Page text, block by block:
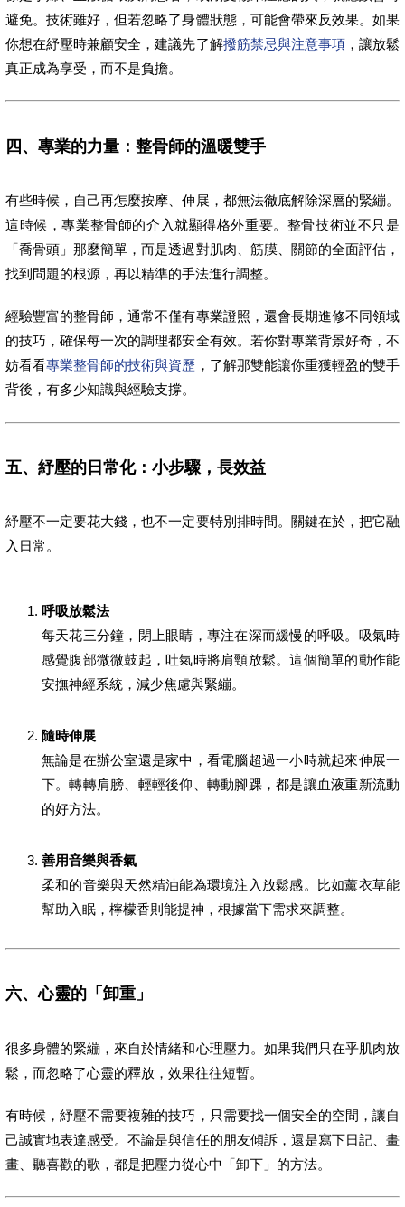
避免。技術雖好，但若忽略了身體狀態，可能會帶來反效果。如果
你想在紓壓時兼顧安全，建議先了解撥筋禁忌與注意事項，讓放鬆
真正成為享受，而不是負擔。
四、專業的力量：整骨師的溫暖雙手
有些時候，自己再怎麼按摩、伸展，都無法徹底解除深層的緊繃。
這時候，專業整骨師的介入就顯得格外重要。整骨技術並不只是
「喬骨頭」那麼簡單，而是透過對肌肉、筋膜、關節的全面評估，
找到問題的根源，再以精準的手法進行調整。
經驗豐富的整骨師，通常不僅有專業證照，還會長期進修不同領域
的技巧，確保每一次的調理都安全有效。若你對專業背景好奇，不
妨看看專業整骨師的技術與資歷 ，了解那雙能讓你重獲輕盈的雙手
背後，有多少知識與經驗支撐。
五、紓壓的日常化：小步驟，長效益
紓壓不一定要花大錢，也不一定要特別排時間。關鍵在於，把它融
入日常。
呼吸放鬆法
每天花三分鐘，閉上眼睛，專注在深而緩慢的呼吸。吸氣時
感覺腹部微微鼓起，吐氣時將肩頸放鬆。這個簡單的動作能
安撫神經系統，減少焦慮與緊繃。
隨時伸展
無論是在辦公室還是家中，看電腦超過一小時就起來伸展一
下。轉轉肩膀、輕輕後仰、轉動腳踝，都是讓血液重新流動
的好方法。
善用音樂與香氣
柔和的音樂與天然精油能為環境注入放鬆感。比如薰衣草能
幫助入眠，檸檬香則能提神，根據當下需求來調整。
六、心靈的「卸重」
很多身體的緊繃，來自於情緒和心理壓力。如果我們只在乎肌肉放
鬆，而忽略了心靈的釋放，效果往往短暫。
有時候，紓壓不需要複雜的技巧，只需要找一個安全的空間，讓自
己誠實地表達感受。不論是與信任的朋友傾訴，還是寫下日記、畫
畫、聽喜歡的歌，都是把壓力從心中「卸下」的方法。